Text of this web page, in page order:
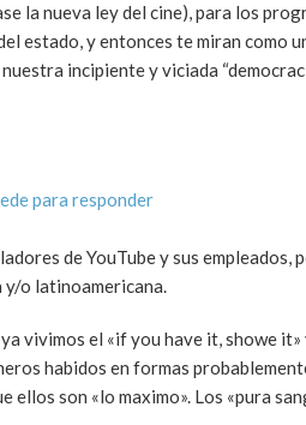
la nueva ley del cine), para los
estado, y entonces te miran como
incipiente y viciada
para responder
de YouTube y sus
y/o latinoamericana.
vivimos el «if you have it, showe
habidos en formas
ellos son «lo maximo». Los «pura